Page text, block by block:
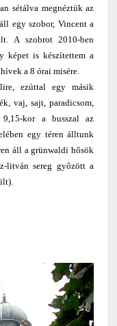
sétálva megnéztük az
egy szobor, Vincent a
A szobrot 2010-ben
képet is készítettem a
a 8 órai misére.
ezúttal egy másik
vaj, sajt, paradicsom,
9,15-kor a busszal az
egy téren álltunk
áll a grünwaldi hősök
litván sereg győzött a